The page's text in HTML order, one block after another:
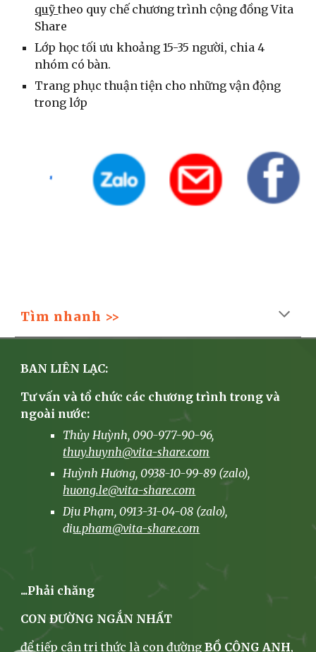
quỹtheo quy chế chương trình cộng đồng Vita
Share
Lớp học tối ưu khoảng 15-35 người, chia 4
nhóm có bàn.
Trang phục thuận tiện cho những vận động
trong lớp
Tìm nhanh >>
BAN LIÊN LẠC:
Tư vấn và tổ chức các chương trình trong và
ngoài nước:
Thủy Huỳnh, 090-977-90-96,
thuy.huynh@vita-share.com
Huỳnh Hương, 0938-10-99-89 (zalo),
huong.le@vita-share.com
Dịu Phạm, 0913-31-04-08 (zalo),
diu.pham@vita-share.com
...Phải chăng
CON ĐƯỜNG NGẮN NHẤT
để tiếp cận tri thức là con đườngBỒ CÔNG ANH,